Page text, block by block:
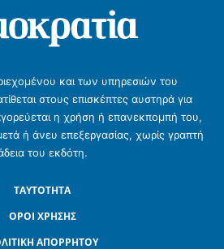
και των υπηρεσιών του
στους επισκέπτες αυστηρά για
η χρήση ή επανεκπομπή του,
ή άνευ επεξεργασίας, χωρίς γραπτή
του εκδότη.
ΤΑΥΤΟΤΗΤΑ
ΟΡΟΙ ΧΡΗΣΗΣ
ΑΠΟΡΡΗΤΟΥ